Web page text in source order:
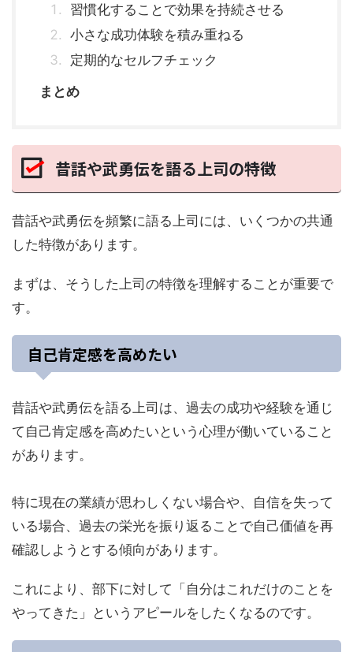
習慣化することで効果を持続させる
小さな成功体験を積み重ねる
定期的なセルフチェック
まとめ
昔話や武勇伝を語る上司の特徴
昔話や武勇伝を頻繁に語る上司には、いくつかの共通
した特徴があります。
まずは、そうした上司の特徴を理解することが重要で
す。
自己肯定感を高めたい
昔話や武勇伝を語る上司は、過去の成功や経験を通じ
て自己肯定感を高めたいという心理が働いていること
があります。
特に現在の業績が思わしくない場合や、自信を失って
いる場合、過去の栄光を振り返ることで自己価値を再
確認しようとする傾向があります。
これにより、部下に対して「自分はこれだけのことを
やってきた」というアピールをしたくなるのです。